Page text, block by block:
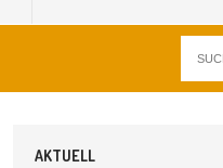
AKTUELL